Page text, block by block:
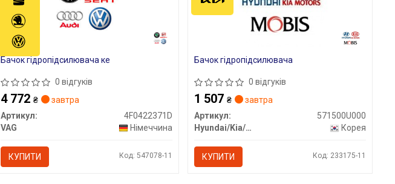
Бачок гідропідсилювача ке
0 відгуків
4 772₴
завтра
Артикул:
4F0422371D
VAG
Німеччина
КУПИТИ Код: 547078-11
Бачок гідропідсилювача
0 відгуків
1 507₴
завтра
Артикул:
571500U000
Hyundai/Kia/Mobis
Корея
КУПИТИ Код: 233175-11